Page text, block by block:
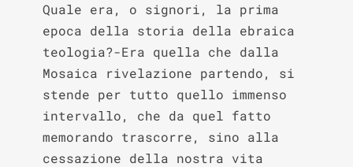
Quale era, o signori, la prima
epoca della storia della ebraica
teologia?-Era quella che dalla
Mosaica rivelazione partendo, si
stende per tutto quello immenso
intervallo, che da quel fatto
memorando trascorre, sino alla
cessazione della nostra vita